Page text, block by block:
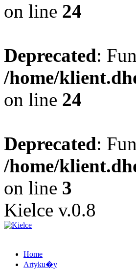
on line 24
Deprecated:
/home/
on line 24
Deprecated:
/home/
on line 3
Kielce v.0.8
Home
Artyku�y